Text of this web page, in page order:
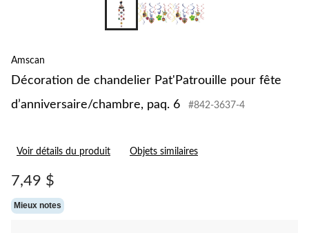
Amscan
Décoration de chandelier Pat'Patrouille pour fête
d’anniversaire/chambre, paq. 6
#842-3637-4
Voir détails du produit Objets similaires
7,49 $
Mieux notes